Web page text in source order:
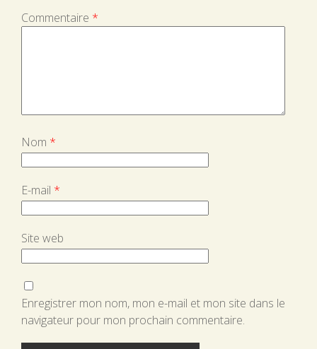
Commentaire *
Nom *
E-mail *
Site web
Enregistrer mon nom, mon e-mail et mon site dans le
navigateur pour mon prochain commentaire.